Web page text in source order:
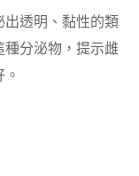
透明、黏性的類
種分泌物，提示雌